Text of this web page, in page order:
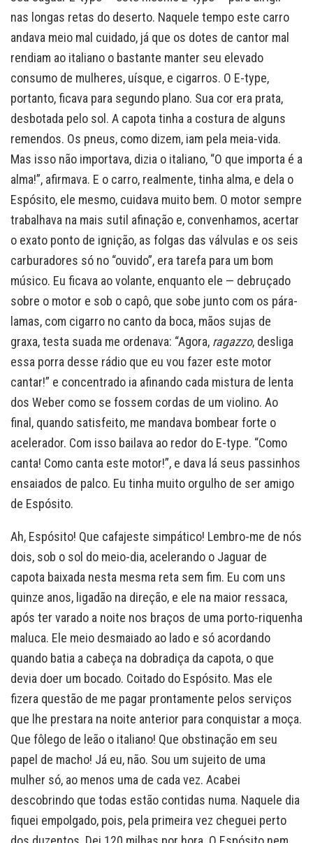
nas longas retas do deserto. Naquele tempo este carro
andava meio mal cuidado, já que os dotes de cantor mal
rendiam ao italiano o bastante manter seu elevado
consumo de mulheres, uísque, e cigarros. O E-type,
portanto, ficava para segundo plano. Sua cor era prata,
desbotada pelo sol. A capota tinha a costura de alguns
remendos. Os pneus, como dizem, iam pela meia-vida.
Mas isso não importava, dizia o italiano, “O que importa é a
alma!”, afirmava. E o carro, realmente, tinha alma, e dela o
Espósito, ele mesmo, cuidava muito bem. O motor sempre
trabalhava na mais sutil afinação e, convenhamos, acertar
o exato ponto de ignição, as folgas das válvulas e os seis
carburadores só no “ouvido”, era tarefa para um bom
músico. Eu ficava ao volante, enquanto ele — debruçado
sobre o motor e sob o capô, que sobe junto com os pára-
lamas, com cigarro no canto da boca, mãos sujas de
graxa, testa suada me ordenava: “Agora, ragazzo, desliga
essa porra desse rádio que eu vou fazer este motor
cantar!” e concentrado ia afinando cada mistura de lenta
dos Weber como se fossem cordas de um violino. Ao
final, quando satisfeito, me mandava bombear forte o
acelerador. Com isso bailava ao redor do E-type. “Como
canta! Como canta este motor!”, e dava lá seus passinhos
ensaiados de palco. Eu tinha muito orgulho de ser amigo
de Espósito.
Ah, Espósito! Que cafajeste simpático! Lembro-me de nós
dois, sob o sol do meio-dia, acelerando o Jaguar de
capota baixada nesta mesma reta sem fim. Eu com uns
quinze anos, ligadão na direção, e ele na maior ressaca,
após ter varado a noite nos braços de uma porto-riquenha
maluca. Ele meio desmaiado ao lado e só acordando
quando batia a cabeça na dobradiça da capota, o que
devia doer um bocado. Coitado do Espósito. Mas ele
fizera questão de me pagar prontamente pelos serviços
que lhe prestara na noite anterior para conquistar a moça.
Que fôlego de leão o italiano! Que obstinação em seu
papel de macho! Já eu, não. Sou um sujeito de uma
mulher só, ao menos uma de cada vez. Acabei
descobrindo que todas estão contidas numa. Naquele dia
fiquei empolgado, pois, pela primeira vez cheguei perto